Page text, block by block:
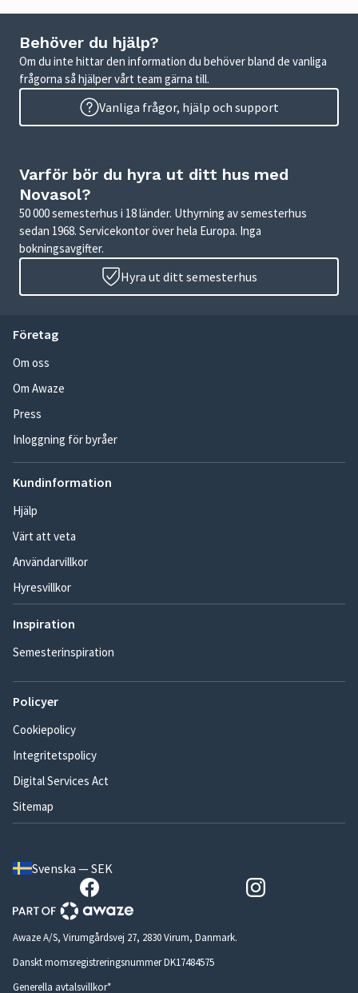
Behöver du hjälp?
Om du inte hittar den information du behöver bland de vanliga
frågorna så hjälper vårt team gärna till.
Vanliga frågor, hjälp och support
Varför bör du hyra ut ditt hus med
Novasol?
50 000 semesterhus i 18 länder. Uthyrning av semesterhus
sedan 1968. Servicekontor över hela Europa. Inga
bokningsavgifter.
Hyra ut ditt semesterhus
Företag
Om oss
Om Awaze
Press
Inloggning för byråer
Kundinformation
Hjälp
Värt att veta
Användarvillkor
Hyresvillkor
Inspiration
Semesterinspiration
Policyer
Cookiepolicy
Integritetspolicy
Digital Services Act
Sitemap
Svenska — SEK
Awaze A/S, Virumgårdsvej 27, 2830 Virum, Danmark.
Danskt momsregistreringsnummer DK17484575
Generella avtalsvillkor*